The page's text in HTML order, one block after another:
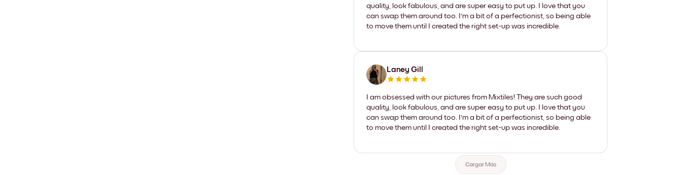
quality, look fabulous, and are super easy to put up. I love that you
can swap them around too. I'm a bit of a perfectionist, so being able
to move them until I created the right set-up was incredible.
Laney Gill
I am obsessed with our pictures from Mixtiles! They are such good
quality, look fabulous, and are super easy to put up. I love that you
can swap them around too. I'm a bit of a perfectionist, so being able
to move them until I created the right set-up was incredible.
Cargar Más